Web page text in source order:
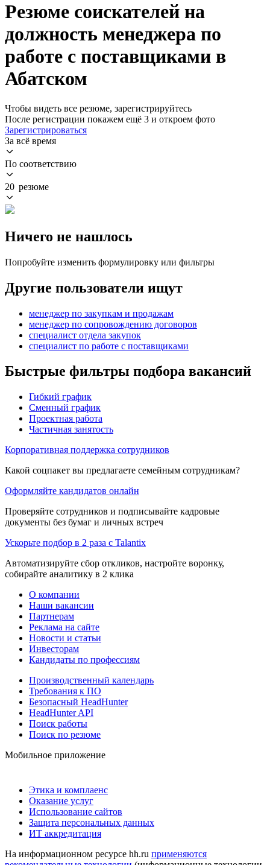
Резюме соискателей на
должность менеджера по
работе с поставщиками в
Абатском
Чтобы видеть все резюме, зарегистрируйтесь
После регистрации покажем ещё 3 и откроем фото
Зарегистрироваться
За всё время
По соответствию
20 резюме
Ничего не нашлось
Попробуйте изменить формулировку или фильтры
Другие пользователи ищут
менеджер по закупкам и продажам
менеджер по сопровождению договоров
специалист отдела закупок
специалист по работе с поставщиками
Быстрые фильтры подбора вакансий
Гибкий график
Сменный график
Проектная работа
Частичная занятость
Корпоративная поддержка сотрудников
Какой соцпакет вы предлагаете семейным сотрудникам?
Оформляйте кандидатов онлайн
Проверяйте сотрудников и подписывайте кадровые
документы без бумаг и личных встреч
Ускорьте подбор в 2 раза с Talantix
Автоматизируйте сбор откликов, настройте воронку,
собирайте аналитику в 2 клика
О компании
Наши вакансии
Партнерам
Реклама на сайте
Новости и статьи
Инвесторам
Кандидаты по профессиям
Производственный календарь
Требования к ПО
Безопасный HeadHunter
HeadHunter API
Поиск работы
Поиск по резюме
Мобильное приложение
Этика и комплаенс
Оказание услуг
Использование сайтов
Защита персональных данных
ИТ аккредитация
На информационном ресурсе hh.ru применяются